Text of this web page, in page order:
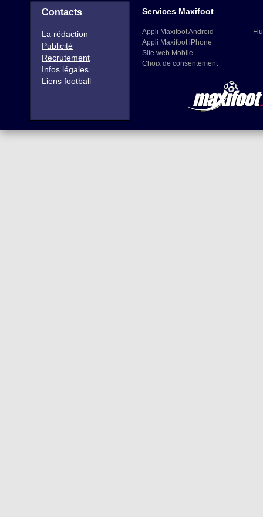
Contacts
La rédaction
Publicité
Recrutement
Infos légales
Liens football
Services Maxifoot
Appli Maxifoot Android
Appli Maxifoot iPhone
Site web Mobile
Choix de consentement